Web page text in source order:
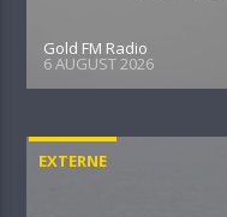
Gold FM Radio
6 AUGUST 2026
EXTERNE